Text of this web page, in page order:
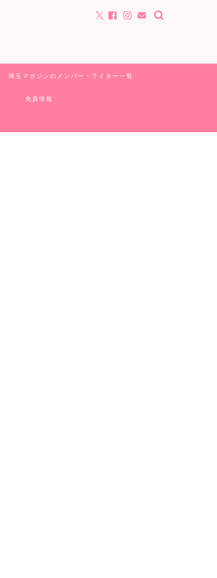
埼玉マガジンのメンバー・ライター一覧
免責情報